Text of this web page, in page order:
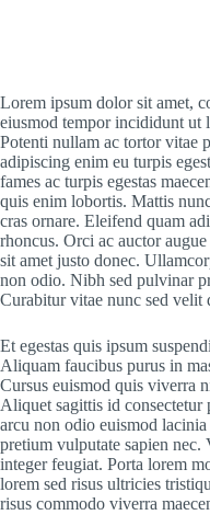
Lorem ipsum dolor sit amet,
eiusmod tempor incididunt ut
Potenti nullam ac tortor vitae
adipiscing enim eu turpis
fames ac turpis egestas
quis enim lobortis. Mattis
cras ornare. Eleifend quam
rhoncus. Orci ac auctor
sit amet justo donec.
non odio. Nibh sed pulvinar
Curabitur vitae nunc sed velit
Et egestas quis ipsum
Aliquam faucibus purus in
Cursus euismod quis viverra
Aliquet sagittis id consectetur
arcu non odio euismod
pretium vulputate sapien
integer feugiat. Porta lorem
lorem sed risus ultricies
risus commodo viverra